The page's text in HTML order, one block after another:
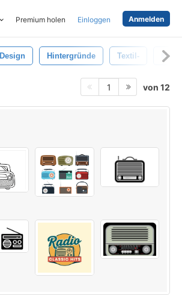
Premium holen Einloggen Anmelden
Design Hintergründe Textil-
1 von 12